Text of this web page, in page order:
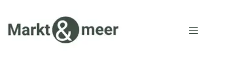
inhoud